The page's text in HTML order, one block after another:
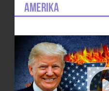
Amerika